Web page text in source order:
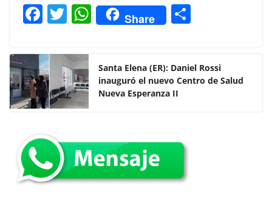
F
c
e
b
o
o
k
T
itt
er
W
h
s
A
Share
p
ar
Santa Elena (ER): Daniel Rossi
inauguró el nuevo Centro de Salud
Nueva Esperanza II